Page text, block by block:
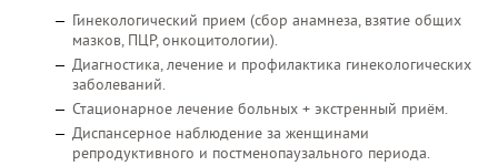
Гинекологический прием (сбор анамнеза, взятие общих
мазков, ПЦР, онкоцитологии).
Диагностика, лечение и профилактика гинекологических
заболеваний.
Стационарное лечение больных + экстренный приём.
Диспансерное наблюдение за женщинами
репродуктивного и постменопаузального периода.